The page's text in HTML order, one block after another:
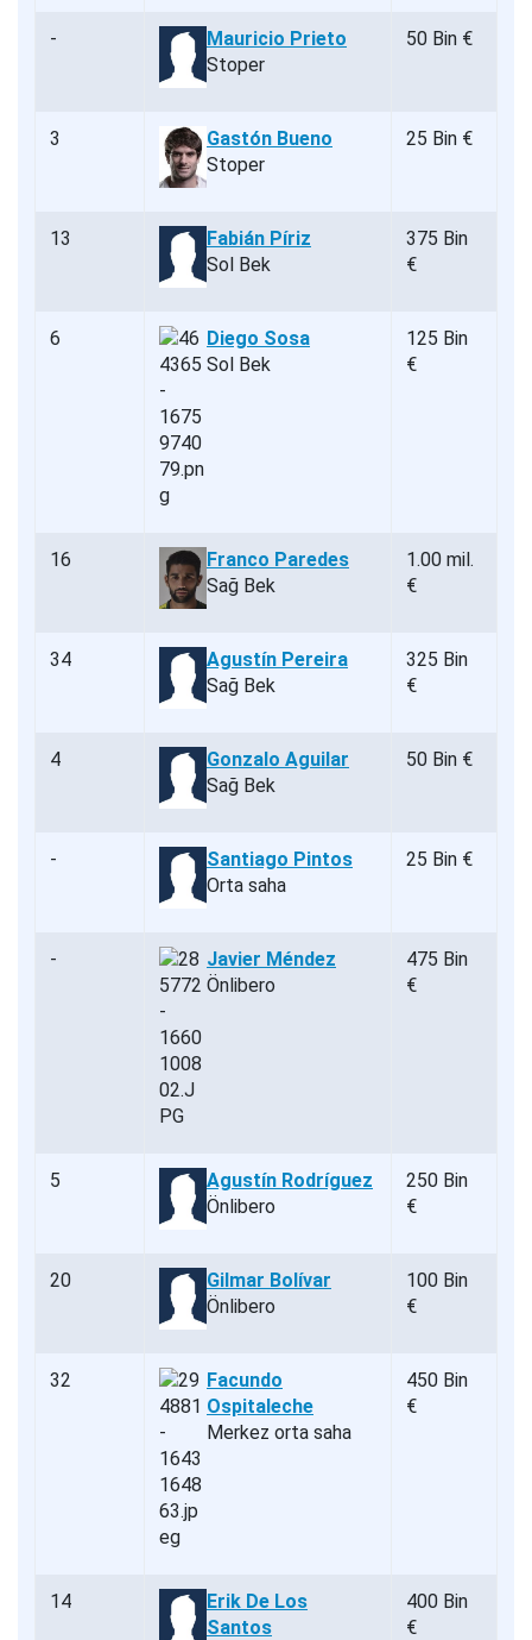
-
Mauricio Prieto
Stoper
50 Bin €
3
Gastón Bueno
Stoper
25 Bin €
13
Fabián Píriz
Sol Bek
375 Bin
€
6
Diego Sosa
Sol Bek
125 Bin
€
16
Franco Paredes
Sağ Bek
1.00 mil.
€
34
Agustín Pereira
Sağ Bek
325 Bin
€
4
Gonzalo Aguilar
Sağ Bek
50 Bin €
-
Santiago Pintos
Orta saha
25 Bin €
-
Javier Méndez
Önlibero
475 Bin
€
5
Agustín Rodríguez
Önlibero
250 Bin
€
20
Gilmar Bolívar
Önlibero
100 Bin
€
32
Facundo
Ospitaleche
Merkez orta saha
450 Bin
€
14
Erik De Los
Santos
400 Bin
€